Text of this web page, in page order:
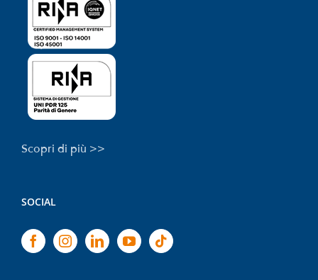
Scopri di più >>
SOCIAL